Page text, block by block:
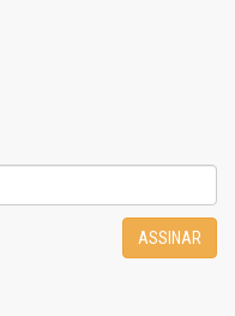
ASSINAR